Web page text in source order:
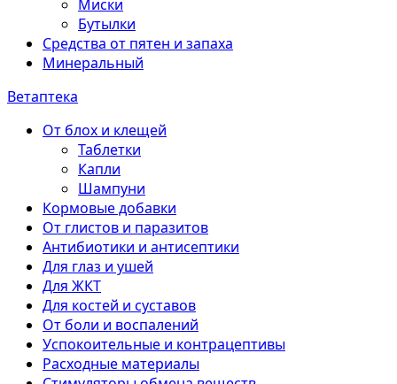
Миски
Бутылки
Средства от пятен и запаха
Минеральный
Ветаптека
От блох и клещей
Таблетки
Капли
Шампуни
Кормовые добавки
От глистов и паразитов
Антибиотики и антисептики
Для глаз и ушей
Для ЖКТ
Для костей и суставов
От боли и воспалений
Успокоительные и контрацептивы
Расходные материалы